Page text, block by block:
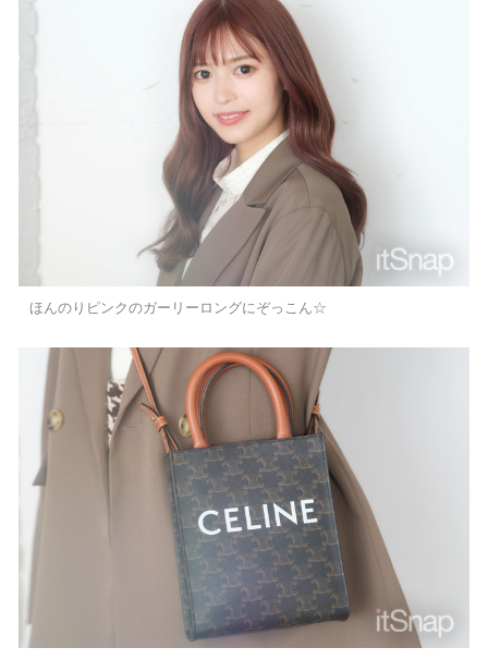
ほんのりピンクのガーリーロングにぞっこん☆